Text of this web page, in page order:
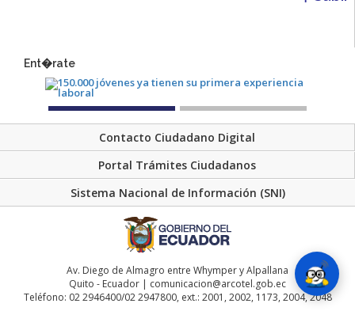
Ent�rate
Contacto Ciudadano Digital
Portal Trámites Ciudadanos
Sistema Nacional de Información (SNI)
Av. Diego de Almagro entre Whymper y Alpallana
Quito - Ecuador | comunicacion@arcotel.gob.ec
Teléfono: 02 2946400/02 2947800, ext.: 2001, 2002, 1173, 2004, 2048